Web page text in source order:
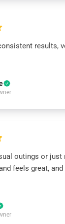
results,
outings or just
feels great, and